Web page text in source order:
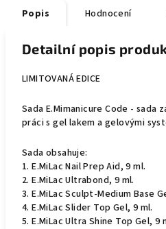
Popis Hodnocení
Detailní popis
LIMITOVANÁ EDICE
Sada E.Mimanicure Code - sada
práci s gel lakem a gelovými
Sada obsahuje:
1.E.MiLac Nail Prep Aid, 9 ml.
2.E.MiLac Ultrabond, 9 ml.
3.E.MiLac Sculpt-Medium Base
4.E.MiLac Slider Top Gel, 9 ml.
5.E.MiLac Ultra Shine Top Gel, 9